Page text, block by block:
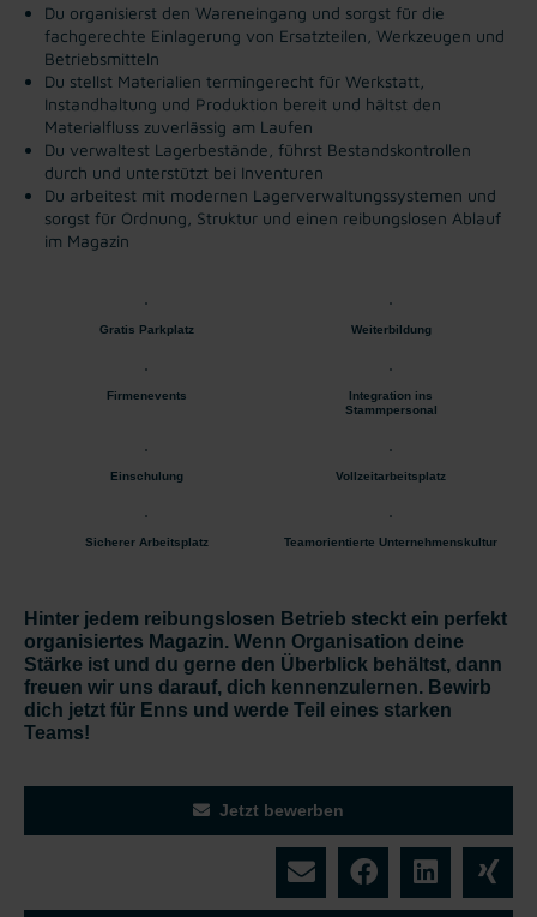
Du organisierst den Wareneingang und sorgst für die
fachgerechte Einlagerung von Ersatzteilen, Werkzeugen und
Betriebsmitteln
Du stellst Materialien termingerecht für Werkstatt,
Instandhaltung und Produktion bereit und hältst den
Materialfluss zuverlässig am Laufen
Du verwaltest Lagerbestände, führst Bestandskontrollen
durch und unterstützt bei Inventuren
Du arbeitest mit modernen Lagerverwaltungssystemen und
sorgst für Ordnung, Struktur und einen reibungslosen Ablauf
im Magazin
Gratis Parkplatz Weiterbildung
Firmenevents
Integration ins
Stammpersonal
Einschulung Vollzeitarbeitsplatz
Sicherer Arbeitsplatz Teamorientierte Unternehmenskultur
Hinter jedem reibungslosen Betrieb steckt ein perfekt
organisiertes Magazin. Wenn Organisation deine
Stärke ist und du gerne den Überblick behältst, dann
freuen wir uns darauf, dich kennenzulernen. Bewirb
dich jetzt für Enns und werde Teil eines starken
Teams!
Jetzt bewerben